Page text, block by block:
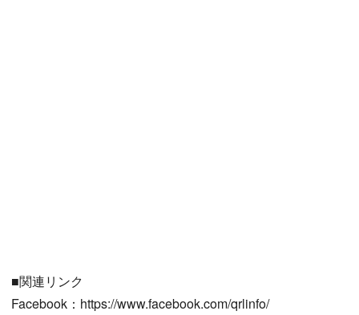
■関連リンク
Facebook：https://www.facebook.com/qrlinfo/